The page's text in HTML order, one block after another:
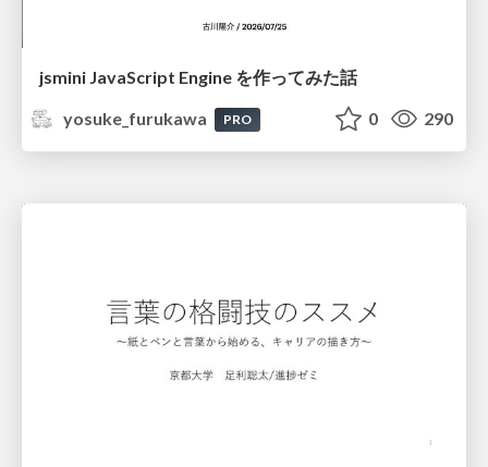
jsmini JavaScript Engine を作ってみた話
yosuke_furukawa
PRO 0 290